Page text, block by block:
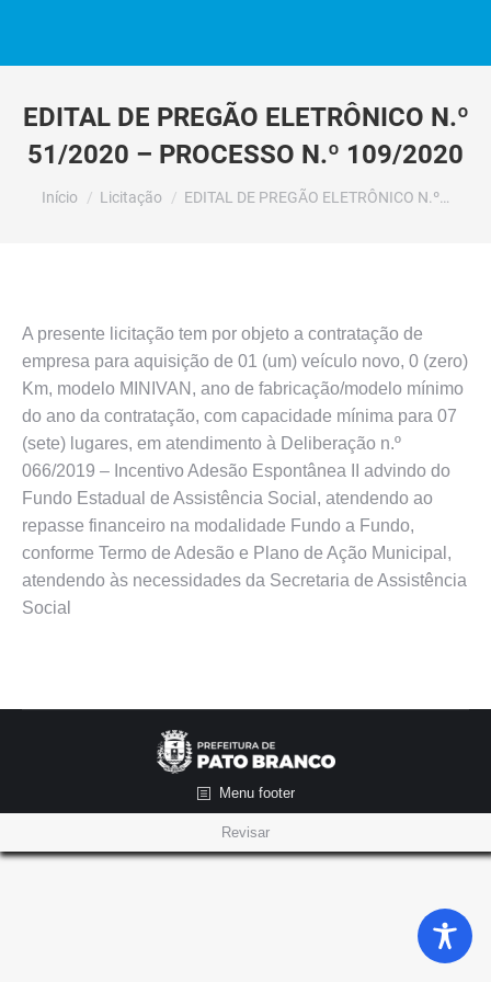
EDITAL DE PREGÃO ELETRÔNICO N.º
51/2020 – PROCESSO N.º 109/2020
Você está aqui:
Início Licitação EDITAL DE PREGÃO ELETRÔNICO N.º…
A presente licitação tem por objeto a contratação de
empresa para aquisição de 01 (um) veículo novo, 0 (zero)
Km, modelo MINIVAN, ano de fabricação/modelo mínimo
do ano da contratação, com capacidade mínima para 07
(sete) lugares, em atendimento à Deliberação n.º
066/2019 – Incentivo Adesão Espontânea II advindo do
Fundo Estadual de Assistência Social, atendendo ao
repasse financeiro na modalidade Fundo a Fundo,
conforme Termo de Adesão e Plano de Ação Municipal,
atendendo às necessidades da Secretaria de Assistência
Social
Menu footer
Revisar